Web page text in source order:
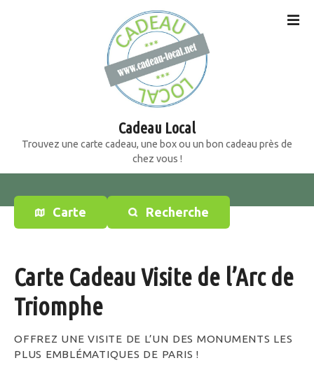
e
t
Cadeau Local
Trouvez une carte cadeau, une box ou un bon cadeau près de
chez vous !
Carte Recherche
Carte Cadeau Visite de l’Arc de
Triomphe
OFFREZ UNE VISITE DE L’UN DES MONUMENTS LES
PLUS EMBLÉMATIQUES DE PARIS !